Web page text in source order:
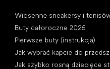
Wiosenne sneakersy i
Buty całoroczne 2025
Pierwsze buty (instrukcja)
Jak wybrać kapcie do
Jak szybko rosną dziecięce